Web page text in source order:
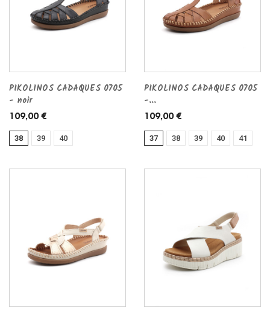
PIKOLINOS CADAQUES 0705
- noir
109,00 €
38 39 40
PIKOLINOS CADAQUES 0705
-...
109,00 €
37 38 39 40 41